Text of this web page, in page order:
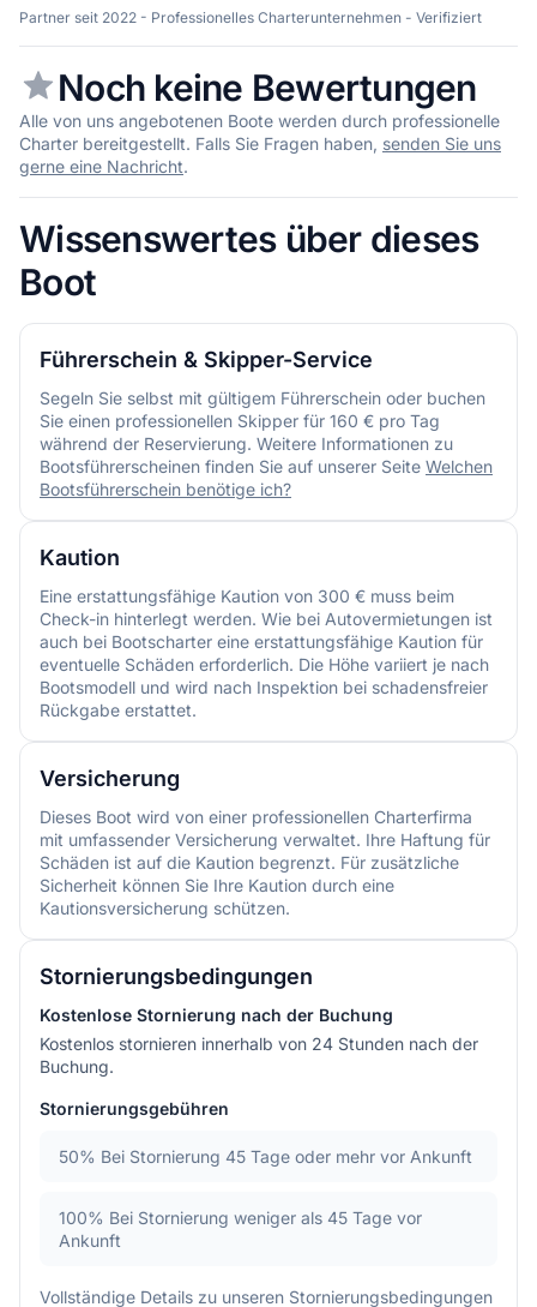
Partner seit 2022 - Professionelles Charterunternehmen - Verifiziert
Noch keine Bewertungen
Alle von uns angebotenen Boote werden durch professionelle
Charter bereitgestellt. Falls Sie Fragen haben, senden Sie uns
gerne eine Nachricht.
Wissenswertes über dieses
Boot
Führerschein & Skipper-Service
Segeln Sie selbst mit gültigem Führerschein oder buchen
Sie einen professionellen Skipper für 160 € pro Tag
während der Reservierung. Weitere Informationen zu
Bootsführerscheinen finden Sie auf unserer Seite Welchen
Bootsführerschein benötige ich?
Kaution
Eine erstattungsfähige Kaution von 300 € muss beim
Check-in hinterlegt werden. Wie bei Autovermietungen ist
auch bei Bootscharter eine erstattungsfähige Kaution für
eventuelle Schäden erforderlich. Die Höhe variiert je nach
Bootsmodell und wird nach Inspektion bei schadensfreier
Rückgabe erstattet.
Versicherung
Dieses Boot wird von einer professionellen Charterfirma
mit umfassender Versicherung verwaltet. Ihre Haftung für
Schäden ist auf die Kaution begrenzt. Für zusätzliche
Sicherheit können Sie Ihre Kaution durch eine
Kautionsversicherung schützen.
Stornierungsbedingungen
Kostenlose Stornierung nach der Buchung
Kostenlos stornieren innerhalb von 24 Stunden nach der
Buchung.
Stornierungsgebühren
50% Bei Stornierung 45 Tage oder mehr vor Ankunft
100% Bei Stornierung weniger als 45 Tage vor
Ankunft
Vollständige Details zu unseren Stornierungsbedingungen